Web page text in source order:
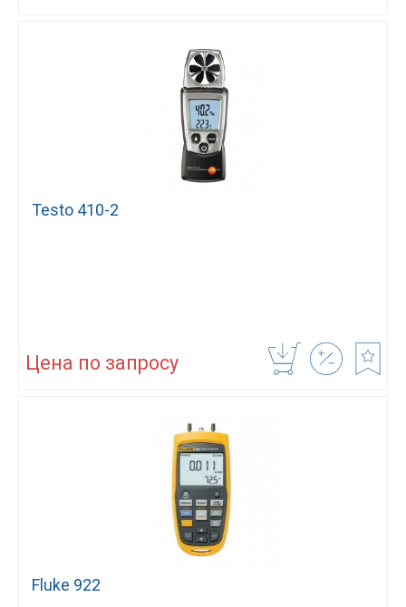
Testo 410-2
Цена по запросу
Fluke 922